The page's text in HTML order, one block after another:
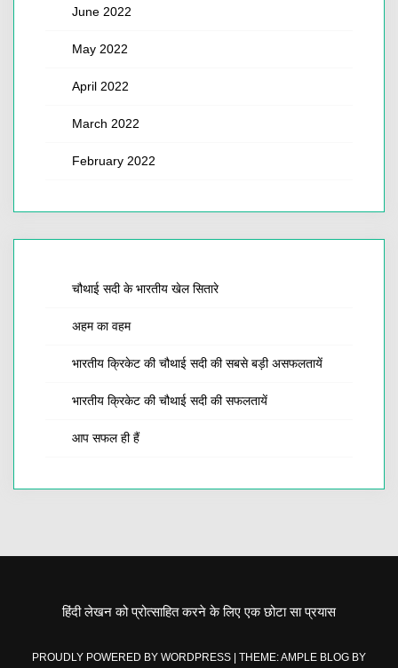
June 2022
May 2022
April 2022
March 2022
February 2022
चौथाई सदी के भारतीय खेल सितारे
अहम का वहम
भारतीय क्रिकेट की चौथाई सदी की सबसे बड़ी असफलतायें
भारतीय क्रिकेट की चौथाई सदी की सफलतायें
आप सफल ही हैं
हिंदी लेखन को प्रोत्साहित करने के लिए एक छोटा सा प्रयास
PROUDLY POWERED BY WORDPRESS
THEME: AMPLE BLOG BY